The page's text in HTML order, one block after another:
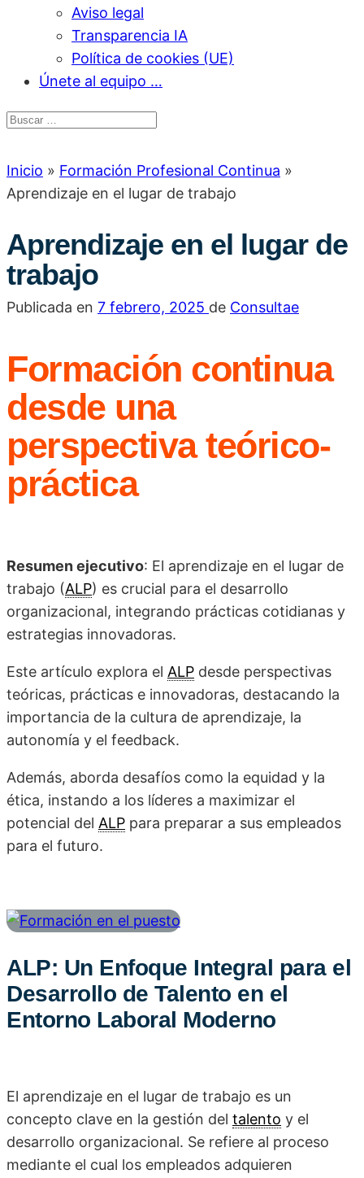
Aviso legal
Transparencia IA
Política de cookies (UE)
Únete al equipo …
Inicio » Formación Profesional Continua »
Aprendizaje en el lugar de trabajo
Aprendizaje en el lugar de
trabajo
Publicada en 7 febrero, 2025 de Consultae
Formación continua
desde una
perspectiva teórico-
práctica
Resumen ejecutivo: El aprendizaje en el lugar de
trabajo (ALP) es crucial para el desarrollo
organizacional, integrando prácticas cotidianas y
estrategias innovadoras.
Este artículo explora el ALP desde perspectivas
teóricas, prácticas e innovadoras, destacando la
importancia de la cultura de aprendizaje, la
autonomía y el feedback.
Además, aborda desafíos como la equidad y la
ética, instando a los líderes a maximizar el
potencial del ALP para preparar a sus empleados
para el futuro.
ALP: Un Enfoque Integral para el
Desarrollo de Talento en el
Entorno Laboral Moderno
El aprendizaje en el lugar de trabajo es un
concepto clave en la gestión del talento y el
desarrollo organizacional. Se refiere al proceso
mediante el cual los empleados adquieren